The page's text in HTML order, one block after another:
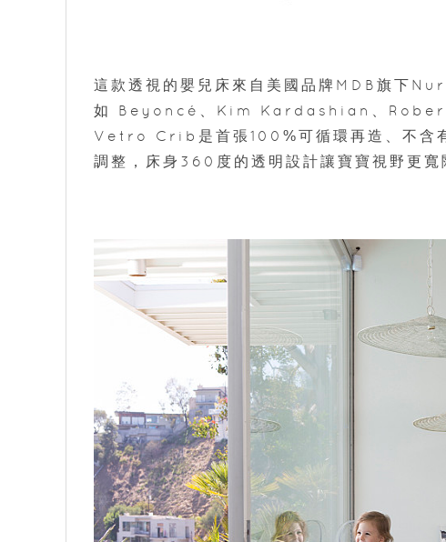
這款透視的嬰兒床來自美國品牌MDB旗下
如 Beyoncé、Kim Kardashian、
Vetro Crib是首張100%可循環再造、不含
調整，床身360度的透明設計讓寶寶視野更寬